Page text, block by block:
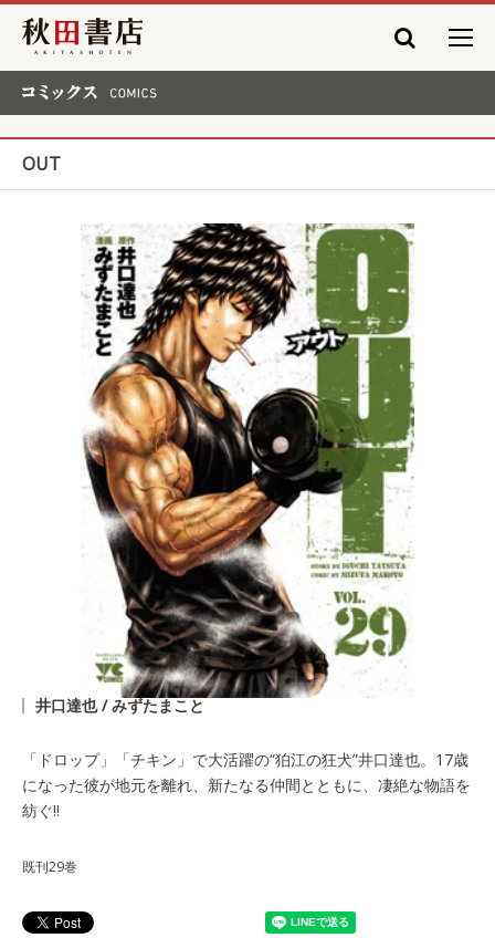
秋田書店
OUT
井口達也 / みずたまこと
「ドロップ」「チキン」で大活躍の“狛江の狂犬”井口達也。17歳
になった彼が地元を離れ、新たなる仲間とともに、凄絶な物語を
紡ぐ!!
既刊29巻